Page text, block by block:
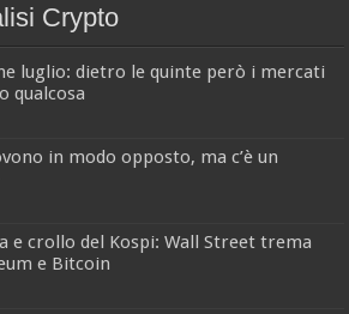
Crypto
luglio: dietro le quinte però i mercati
qualcosa
in modo opposto, ma c’è un
e crollo del Kospi: Wall Street trema
e Bitcoin